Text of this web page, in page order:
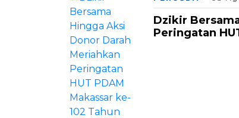
Dzikir
Peringatan